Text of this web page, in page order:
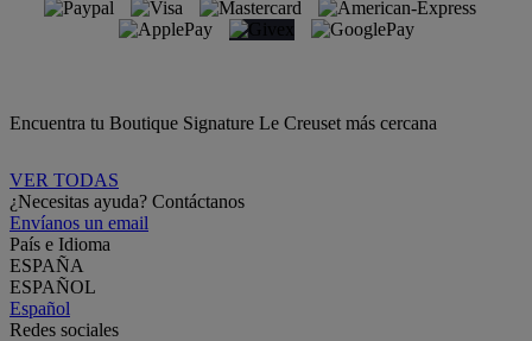
Encuentra tu Boutique Signature Le Creuset más cercana
VER TODAS
¿Necesitas ayuda? Contáctanos
Envíanos un email
País e Idioma
ESPAÑA
ESPAÑOL
Español
Redes sociales